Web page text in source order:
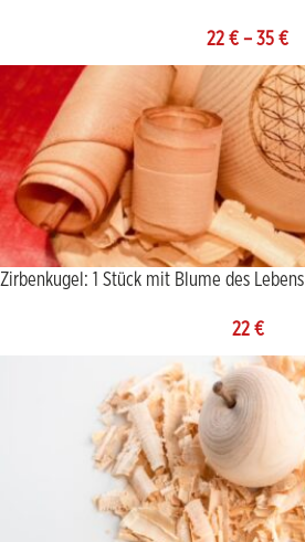
22 € – 35 €
Zirbenkugel: 1 Stück mit Blume des Lebens
22 €